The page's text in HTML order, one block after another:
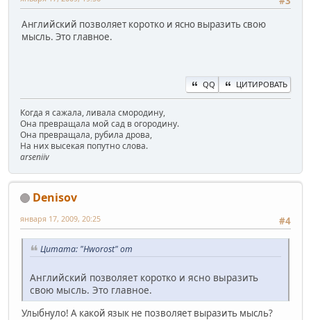
Английский позволяет коротко и ясно выразить свою
мысль. Это главное.
QQ ЦИТИРОВАТЬ
Когда я сажала, ливала смородину,
Она превращала мой сад в огородину.
Она превращала, рубила дрова,
На них высекая попутно слова.
arseniiv
Denisov
#4
января 17, 2009, 20:25
Цитата: "Hworost" от
Английский позволяет коротко и ясно выразить
свою мысль. Это главное.
Улыбнуло! А какой язык не позволяет выразить мысль?